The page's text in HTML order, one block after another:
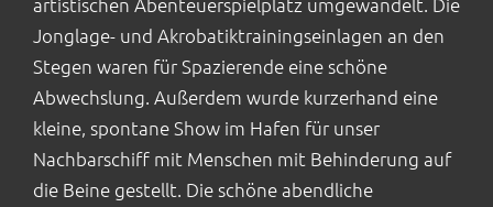
Jonglage- und Akrobatiktrainingseinlagen an den
Stegen waren für Spazierende eine schöne
Abwechslung. Außerdem wurde kurzerhand eine
kleine, spontane Show im Hafen für unser
Nachbarschiff mit Menschen mit Behinderung auf
die Beine gestellt. Die schöne abendliche